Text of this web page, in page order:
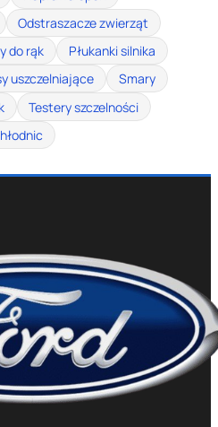
Odstraszacze zwierząt
do rąk
Płukanki silnika
uszczelniające
Smary
Testery szczelności